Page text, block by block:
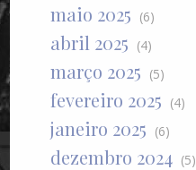
maio 2025 (6)
abril 2025 (4)
março 2025 (5)
fevereiro 2025 (4)
janeiro 2025 (6)
dezembro 2024 (5)